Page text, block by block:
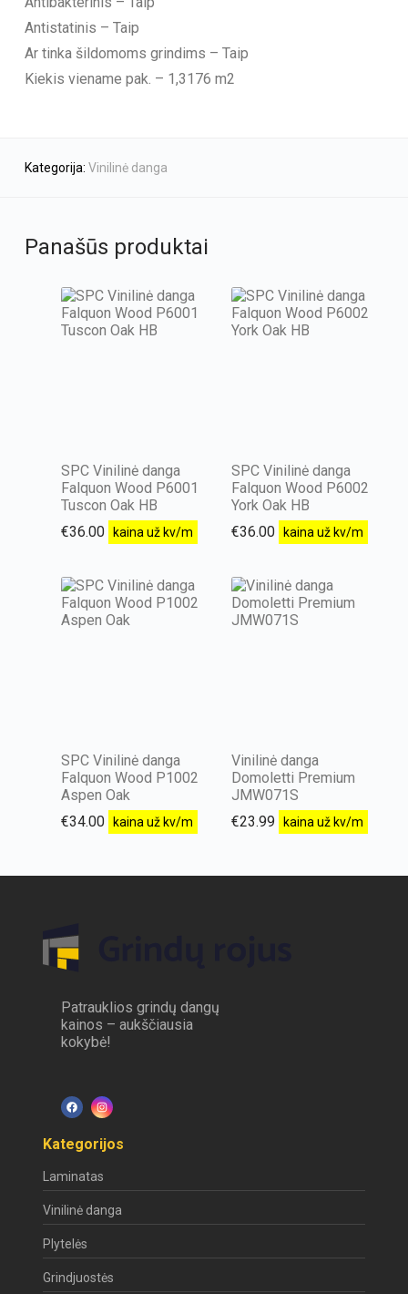
Antistatinis – Taip
Ar tinka šildomoms grindims – Taip
Kiekis viename pak. – 1,3176 m2
Kategorija: Vinilinė danga
Panašūs produktai
SPC Vinilinė danga
Falquon Wood P6001
Tuscon Oak HB
€36.00 kaina už kv/m
SPC Vinilinė danga
Falquon Wood P6002
York Oak HB
€36.00 kaina už kv/m
SPC Vinilinė danga
Falquon Wood P1002
Aspen Oak
€34.00 kaina už kv/m
Vinilinė danga
Domoletti Premium
JMW071S
€23.99 kaina už kv/m
Patrauklios grindų dangų
kainos – aukščiausia
kokybė!
Kategorijos
Laminatas
Vinilinė danga
Plytelės
Grindjuostės